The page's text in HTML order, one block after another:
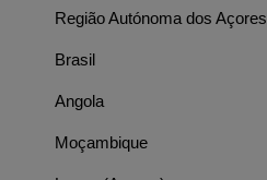
Região Autónoma dos Açores
Brasil
Angola
Moçambique